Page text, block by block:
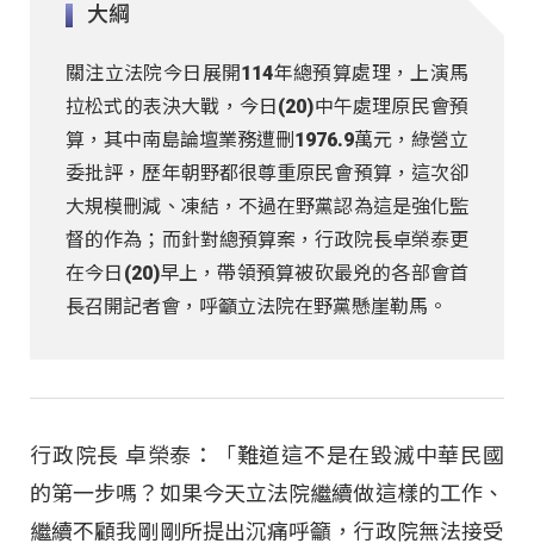
大綱
關注立法院今日展開114年總預算處理，上演馬
拉松式的表決大戰，今日(20)中午處理原民會預
算，其中南島論壇業務遭刪1976.9萬元，綠營立
委批評，歷年朝野都很尊重原民會預算，這次卻
大規模刪減、凍結，不過在野黨認為這是強化監
督的作為；而針對總預算案，行政院長卓榮泰更
在今日(20)早上，帶領預算被砍最兇的各部會首
長召開記者會，呼籲立法院在野黨懸崖勒馬。
行政院長 卓榮泰：「難道這不是在毀滅中華民國
的第一步嗎？如果今天立法院繼續做這樣的工作、
繼續不顧我剛剛所提出沉痛呼籲，行政院無法接受